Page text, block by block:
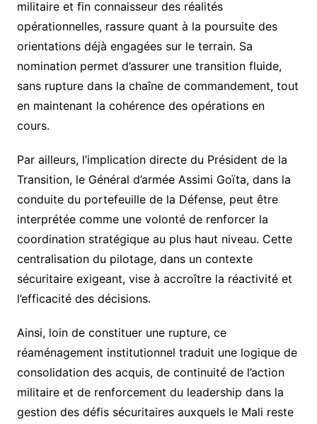
militaire et fin connaisseur des réalités
opérationnelles, rassure quant à la poursuite des
orientations déjà engagées sur le terrain. Sa
nomination permet d’assurer une transition fluide,
sans rupture dans la chaîne de commandement, tout
en maintenant la cohérence des opérations en
cours.
‎Par ailleurs, l’implication directe du Président de la
Transition, le Général d’armée Assimi Goïta, dans la
conduite du portefeuille de la Défense, peut être
interprétée comme une volonté de renforcer la
coordination stratégique au plus haut niveau. Cette
centralisation du pilotage, dans un contexte
sécuritaire exigeant, vise à accroître la réactivité et
l’efficacité des décisions.
‎Ainsi, loin de constituer une rupture, ce
réaménagement institutionnel traduit une logique de
consolidation des acquis, de continuité de l’action
militaire et de renforcement du leadership dans la
gestion des défis sécuritaires auxquels le Mali reste